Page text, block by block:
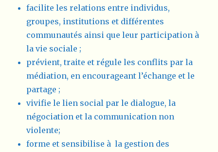
facilite les relations entre individus,
groupes, institutions et différentes
communautés ainsi que leur participation à
la vie sociale ;
prévient, traite et régule les conflits par la
médiation, en encourageant l’échange et le
partage ;
vivifie le lien social par le dialogue, la
négociation et la communication non
violente;
forme et sensibilise à la gestion des